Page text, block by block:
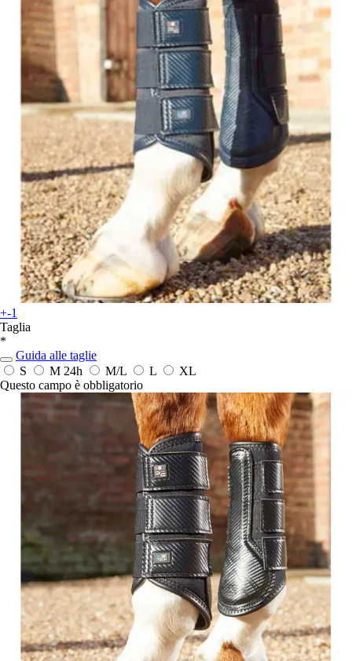
+-1
Taglia
*
Guida alle taglie
S
M 24h M/L L
XL
Questo campo è obbligatorio